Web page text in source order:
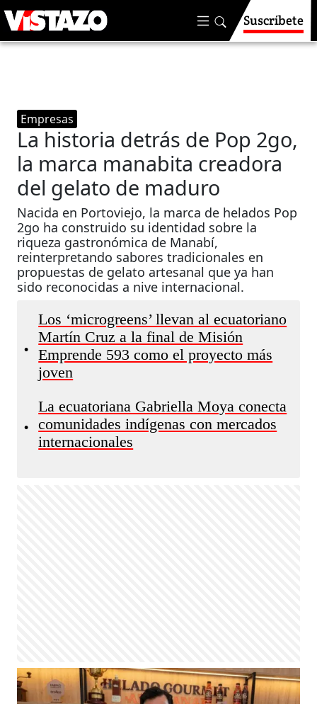
Suscríbete
Empresas
La historia detrás de Pop 2go,
la marca manabita creadora
del gelato de maduro
Nacida en Portoviejo, la marca de helados Pop
2go ha construido su identidad sobre la
riqueza gastronómica de Manabí,
reinterpretando sabores tradicionales en
propuestas de gelato artesanal que ya han
sido reconocidas a nive internacional.
•
Los ‘microgreens’ llevan al ecuatoriano
Martín Cruz a la final de Misión
Emprende 593 como el proyecto más
joven
•
La ecuatoriana Gabriella Moya conecta
comunidades indígenas con mercados
internacionales